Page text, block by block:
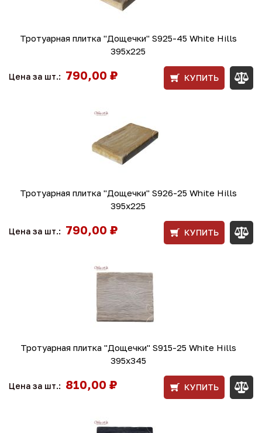
Тротуарная плитка "Дощечки" S925-45 White Hills
395х225
Цена за шт.: 790,00 ₽ КУПИТЬ
Тротуарная плитка "Дощечки" S926-25 White Hills
395х225
Цена за шт.: 790,00 ₽ КУПИТЬ
Тротуарная плитка "Дощечки" S915-25 White Hills
395х345
Цена за шт.: 810,00 ₽ КУПИТЬ